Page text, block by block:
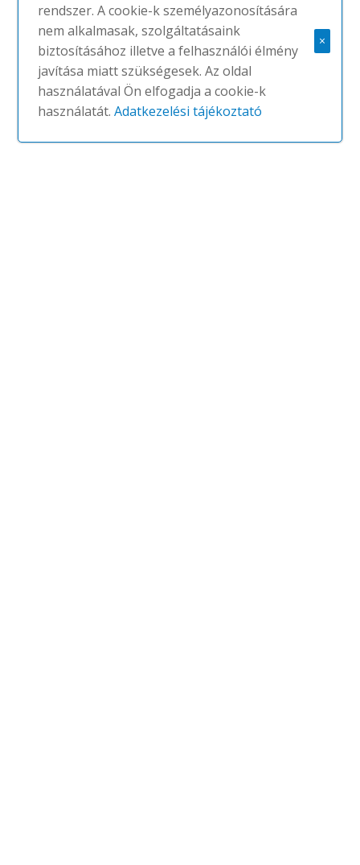
Pi Pouf
KETTAL
rendszer. A cookie-k személyazonosítására
nem alkalmasak, szolgáltatásaink
biztosításához illetve a felhasználói élmény
javítása miatt szükségesek. Az oldal
használatával Ön elfogadja a cookie-k
használatát.Adatkezelési tájékoztató
×